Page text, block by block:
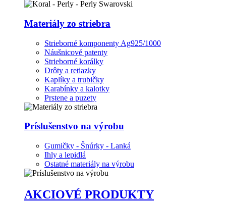
Materiály zo striebra
Strieborné komponenty Ag925/1000
Náušnicové patenty
Strieborné korálky
Drôty a retiazky
Kaplíky a trubičky
Karabínky a kalotky
Prstene a puzety
Príslušenstvo na výrobu
Gumičky - Šnúrky - Lanká
Ihly a lepidlá
Ostatné materiály na výrobu
AKCIOVÉ PRODUKTY